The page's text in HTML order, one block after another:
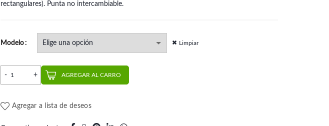
rectangulares). Punta no intercambiable.
Modelo Limpiar
Alicate Tweed para Loop | RMO cantidad
AGREGAR AL CARRO
Agregar a lista de deseos